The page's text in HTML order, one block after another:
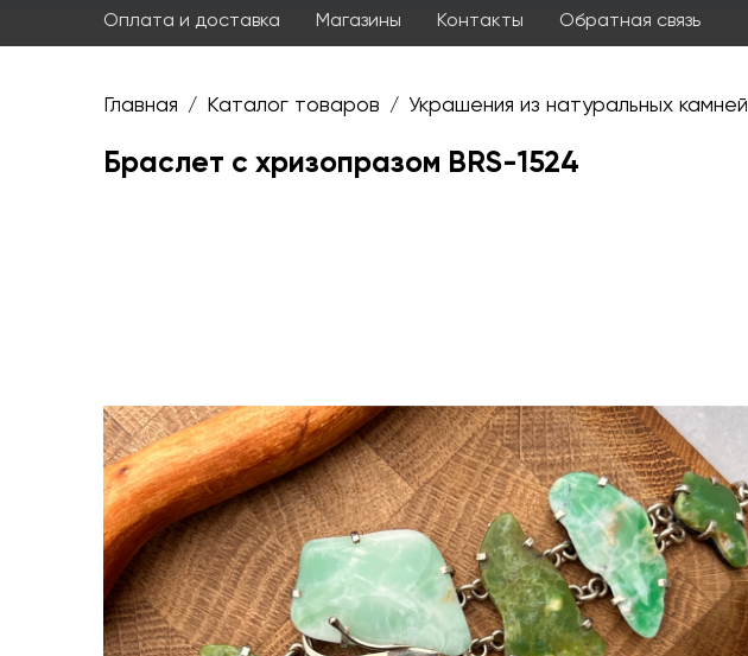
Оплата и доставка Магазины Контакты Обратная связь
Главная / Каталог товаров / Украшения из натуральных камней
Браслет с хризопразом BRS-1524